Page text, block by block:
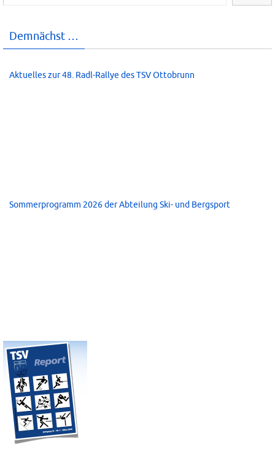
Demnächst …
Aktuelles zur 48. Radl-Rallye des TSV Ottobrunn
Sommerprogramm 2026 der Abteilung Ski- und Bergsport